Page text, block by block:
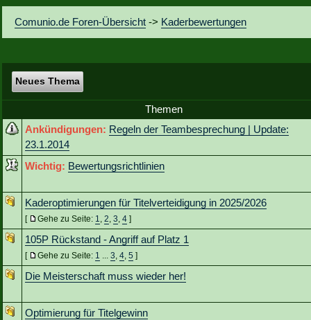
Vereinsfragen
Comunio.de Foren-Übersicht -> Kaderbewertungen
Neues Thema
Themen
Ankündigungen: Regeln der Teambesprechung | Update:
23.1.2014
Wichtig: Bewertungsrichtlinien
Kaderoptimierungen für Titelverteidigung in 2025/2026
[ Gehe zu Seite: 1, 2, 3, 4 ]
105P Rückstand - Angriff auf Platz 1
[ Gehe zu Seite: 1 ... 3, 4, 5 ]
Die Meisterschaft muss wieder her!
Optimierung für Titelgewinn